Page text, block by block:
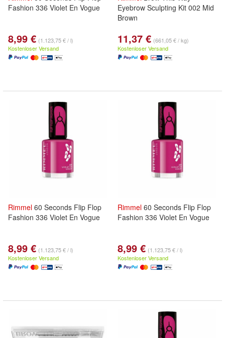
Fashion 336 Violet En Vogue
8,99 € (1.123,75 € / l)
Kostenloser Versand
Eyebrow Sculpting Kit 002 Mid
Brown
11,37 € (661,05 € / kg)
Kostenloser Versand
Rimmel 60 Seconds Flip Flop
Fashion 336 Violet En Vogue
8,99 € (1.123,75 € / l)
Kostenloser Versand
Rimmel 60 Seconds Flip Flop
Fashion 336 Violet En Vogue
8,99 € (1.123,75 € / l)
Kostenloser Versand